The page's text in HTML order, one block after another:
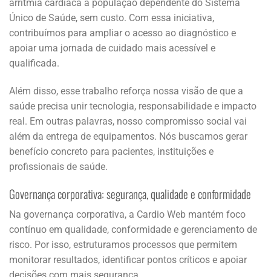
arritmia cardíaca à população dependente do Sistema
Único de Saúde, sem custo. Com essa iniciativa,
contribuímos para ampliar o acesso ao diagnóstico e
apoiar uma jornada de cuidado mais acessível e
qualificada.
Além disso, esse trabalho reforça nossa visão de que a
saúde precisa unir tecnologia, responsabilidade e impacto
real. Em outras palavras, nosso compromisso social vai
além da entrega de equipamentos. Nós buscamos gerar
benefício concreto para pacientes, instituições e
profissionais de saúde.
Governança corporativa: segurança, qualidade e conformidade
Na governança corporativa, a Cardio Web mantém foco
contínuo em qualidade, conformidade e gerenciamento de
risco. Por isso, estruturamos processos que permitem
monitorar resultados, identificar pontos críticos e apoiar